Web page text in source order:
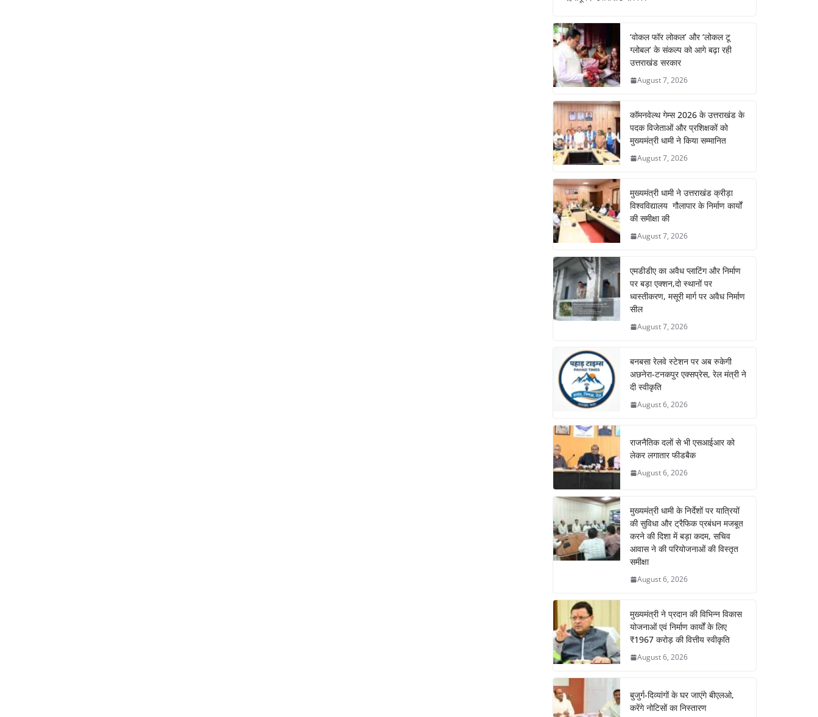
o
o
k
p
m n
‘वोकल फॉर लोकल’ और ‘लोकल टू
ग्लोबल’ के संकल्प को आगे बढ़ा रही
उत्तराखंड सरकार
August 7, 2026
कॉमनवेल्थ गेम्स 2026 के उत्तराखंड के
पदक विजेताओं और प्रशिक्षकों को
मुख्यमंत्री धामी ने किया सम्मानित
August 7, 2026
मुख्यमंत्री धामी ने उत्तराखंड क्रीड़ा
विश्वविद्यालय गौलापार के निर्माण कार्यों
की समीक्षा की
August 7, 2026
एमडीडीए का अवैध प्लाटिंग और निर्माण
पर बड़ा एक्शन,दो स्थानों पर
ध्वस्तीकरण, मसूरी मार्ग पर अवैध निर्माण
सील
August 7, 2026
बनबसा रेलवे स्टेशन पर अब रुकेगी
अछनेरा-टनकपुर एक्सप्रेस, रेल मंत्री ने
दी स्वीकृति
August 6, 2026
राजनैतिक दलों से भी एसआईआर को
लेकर लगातार फीडबैक
August 6, 2026
मुख्यमंत्री धामी के निर्देशों पर यात्रियों
की सुविधा और ट्रैफिक प्रबंधन मजबूत
करने की दिशा में बड़ा कदम, सचिव
आवास ने की परियोजनाओं की विस्तृत
समीक्षा
August 6, 2026
मुख्यमंत्री ने प्रदान की विभिन्न विकास
योजनाओं एवं निर्माण कार्यों के लिए
₹1967 करोड़ की वित्तीय स्वीकृति
August 6, 2026
बुजुर्ग-दिव्यांगों के घर जाएंगे बीएलओ,
करेंगे नोटिसों का निस्तारण